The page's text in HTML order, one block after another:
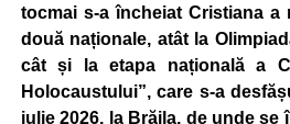
Programul a inclus și activități de
cadrul cărora participanții au
artistice, precum și sesiuni de
sportive, care au încurajat
tocmai s-a încheiat Cristiana a
două naționale, atât la
cât și la etapa națională a
Holocaustului”, care s-a
iulie 2026, la Brăila, de unde